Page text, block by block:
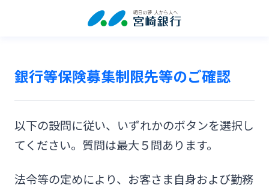
銀行等保険募集制限先等のご確認
以下の設問に従い、いずれかのボタンを選択し
てください。質問は最大５問あります。
法令等の定めにより、お客さま自身および勤務